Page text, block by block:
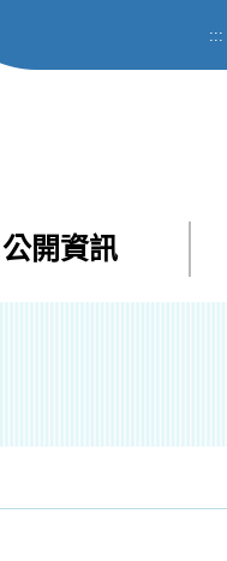
:::
公開資訊